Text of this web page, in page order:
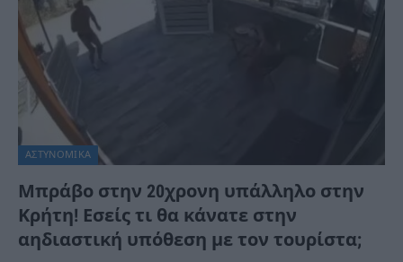
ΑΣΤΥΝΟΜΙΚΑ
Μπράβο στην 20χρονη υπάλληλο στην
Κρήτη! Εσείς τι θα κάνατε στην
αηδιαστική υπόθεση με τον τουρίστα;